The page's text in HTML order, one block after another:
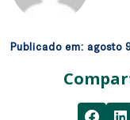
Publicado em:agosto